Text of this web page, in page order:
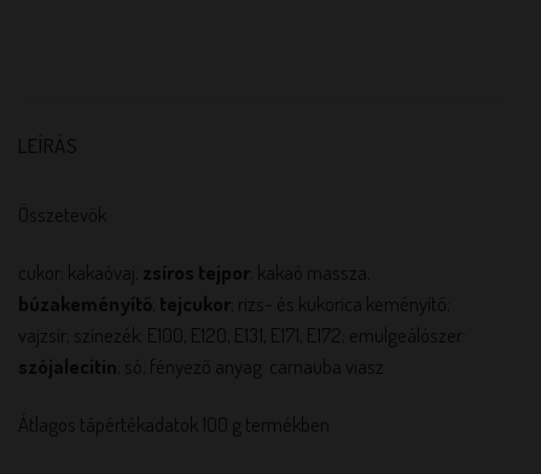
LEÍRÁS
Összetevők
cukor; kakaóvaj; zsíros tejpor ; kakaó massza;
búzakeményítő tejcukor ; rizs- és kukorica keményítő;
vajzsír; színezék: E100, E120, E131, E171, E172; emulgeálószer:
szójalecitin ; só; fényező anyag: carnauba viasz
Átlagos tápértékadatok 100 g termékben